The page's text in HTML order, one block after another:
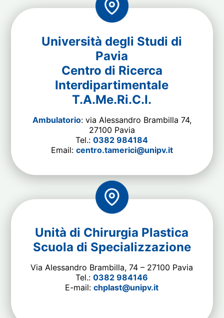
Università degli Studi di
Pavia
Centro di Ricerca
Interdipartimentale
T.A.Me.Ri.C.I.
Ambulatorio: via Alessandro Brambilla 74,
27100 Pavia
Tel.:0382 984184
Email: centro.tamerici@unipv.it
Unità di Chirurgia Plastica
Scuola di Specializzazione
Via Alessandro Brambilla, 74 – 27100 Pavia
Tel.:0382 984146
E-mail:chplast@unipv.it